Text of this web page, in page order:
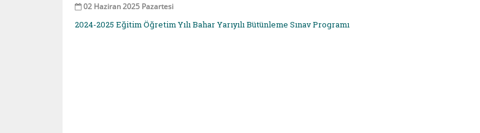
02 Haziran 2025 Pazartesi
2024-2025 Eğitim Öğretim Yılı Bahar Yarıyılı Bütünleme Sınav Programı